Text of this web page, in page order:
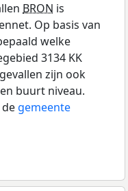
BRON is
Op basis van
welke
3134 KK
zijn ook
buurt niveau.
gemeente